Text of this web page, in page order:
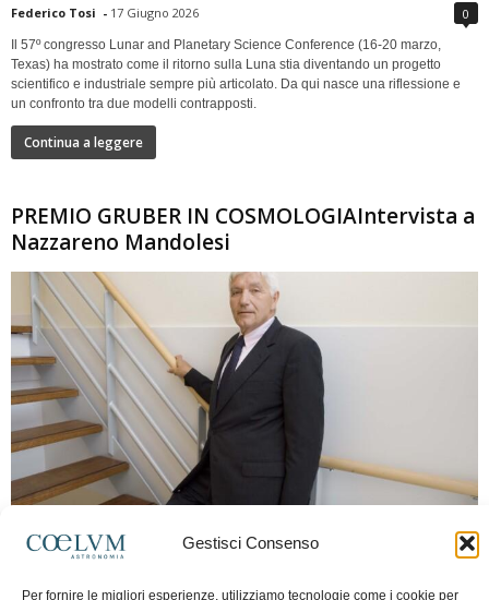
Gestisci Consenso
Per fornire le migliori esperienze, utilizziamo tecnologie come i cookie per
Federico Tosi - 17 Giugno 2026 0
Il 57º congresso Lunar and Planetary Science Conference (16-20 marzo,
Texas) ha mostrato come il ritorno sulla Luna stia diventando un progetto
scientifico e industriale sempre più articolato. Da qui nasce una riflessione e
un confronto tra due modelli contrapposti.
Continua a leggere
PREMIO GRUBER IN COSMOLOGIAIntervista a
Nazzareno Mandolesi
Frida Paolella - 16 Giugno 2026 0
spaziale europea e della missione Planck. Il dialogo ripercorre i principali